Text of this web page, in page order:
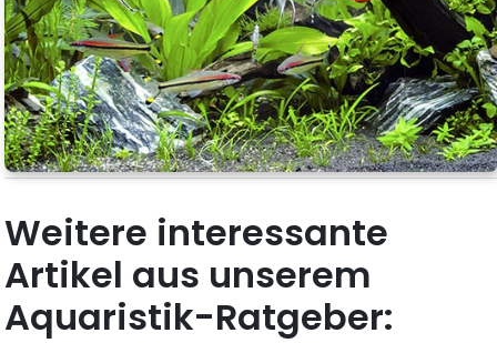
Weitere interessante
Artikel aus unserem
Aquaristik-Ratgeber: